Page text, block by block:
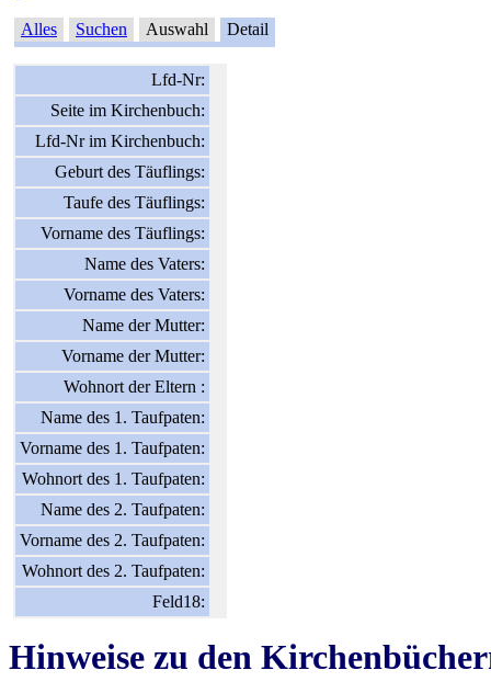
Alles Suchen Auswahl Detail
Lfd-Nr:
Seite im Kirchenbuch:
Lfd-Nr im Kirchenbuch:
Geburt des Täuflings:
Taufe des Täuflings:
Vorname des Täuflings:
Name des Vaters:
Vorname des Vaters:
Name der Mutter:
Vorname der Mutter:
Wohnort der Eltern :
Name des 1. Taufpaten:
Vorname des 1. Taufpaten:
Wohnort des 1. Taufpaten:
Name des 2. Taufpaten:
Vorname des 2. Taufpaten:
Wohnort des 2. Taufpaten:
Feld18:
Hinweise zu den